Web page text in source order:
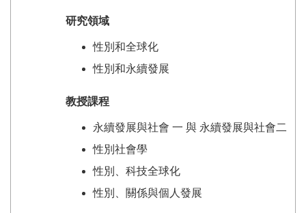
研究領域
性別和全球化
性別和永續發展
教授課程
永續發展與社會 一 與 永續發展與社會二
性別社會學
性別、科技全球化
性別、關係與個人發展